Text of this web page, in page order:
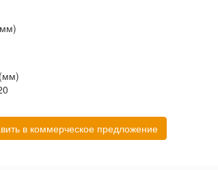
в коммерческое предложение